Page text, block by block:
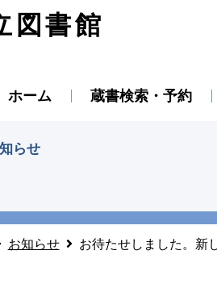
図書館
ホーム 蔵書検索・予約
らせ
お知らせ お待たせしました。新